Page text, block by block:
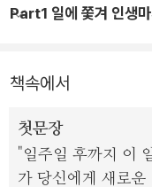
버리고, 초반 20%의 기
이 시간 관리법의 진짜
유 시간이야말로 몰입
‘로켓 스타트 시간 관
방법은 물론, 더 나아가
Part1 일에 쫓겨 인생
책속에서
첫문장
"일주일 후까지 이
가 당신에게 새로운